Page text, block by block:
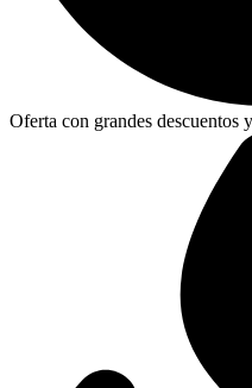
Oferta con grandes descuentos